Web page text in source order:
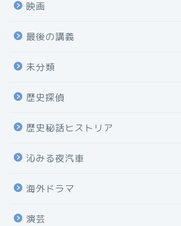
映画
最後の講義
未分類
歴史探偵
歴史秘話ヒストリア
沁みる夜汽車
海外ドラマ
演芸